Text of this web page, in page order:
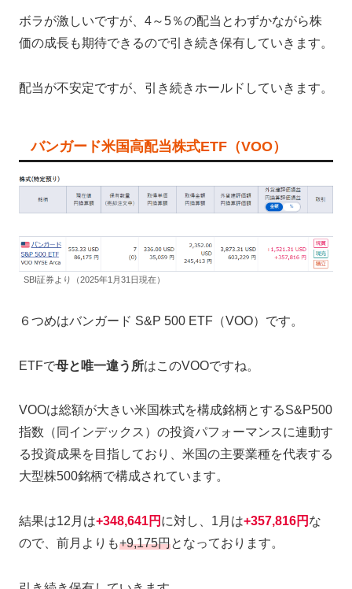
ボラが激しいですが、4～5％の配当とわずかながら株
価の成長も期待できるので引き続き保有していきます。
配当が不安定ですが、引き続きホールドしていきます。
バンガード米国高配当株式ETF（VOO）
SBI証券より（2025年1月31日現在）
６つめはバンガード S&P 500 ETF（VOO）です。
ETFで母と唯一違う所はこのVOOですね。
VOOは総額が大きい米国株式を構成銘柄とするS&P500
指数（同インデックス）の投資パフォーマンスに連動す
る投資成果を目指しており、米国の主要業種を代表する
大型株500銘柄で構成されています。
結果は12月は+348,641円 に対し、1月は+357,816円 な
ので、前月よりも+9,175円となっております。